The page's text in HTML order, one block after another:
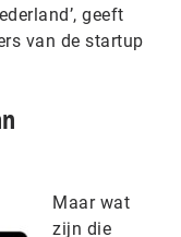
geeft
van de startup
Maar wat
zijn die